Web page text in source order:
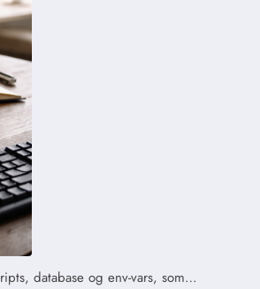
database og env-vars, som…